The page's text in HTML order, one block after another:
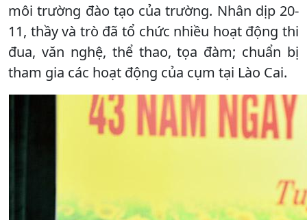
môi trường đào tạo của trường. Nhân dịp 20-
11, thầy và trò đã tổ chức nhiều hoạt động thi
đua, văn nghệ, thể thao, tọa đàm; chuẩn bị
tham gia các hoạt động của cụm tại Lào Cai.